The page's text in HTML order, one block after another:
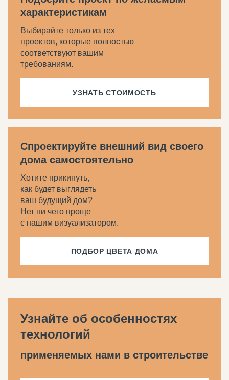
характеристикам
Выбирайте только из тех
проектов, которые полностью
соответствуют вашим
требованиям.
УЗНАТЬ СТОИМОСТЬ
Спроектируйте внешний вид своего
дома самостоятельно
Хотите прикинуть,
как будет выглядеть
ваш будущий дом?
Нет ни чего проще
с нашим визуализатором.
ПОДБОР ЦВЕТА ДОМА
Узнайте об особенностях
технологий
применяемых нами в строительстве